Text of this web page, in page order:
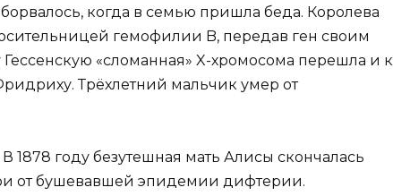
когда в семью пришла беда. Королева
гемофилии B, передав ген своим
«сломанная» X-хромосома перешла и к
Трёхлетний мальчик умер от
1878 году безутешная мать Алисы скончалась
от бушевавшей эпидемии дифтерии.